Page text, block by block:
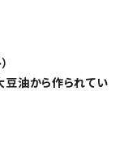
豆油から作られてい